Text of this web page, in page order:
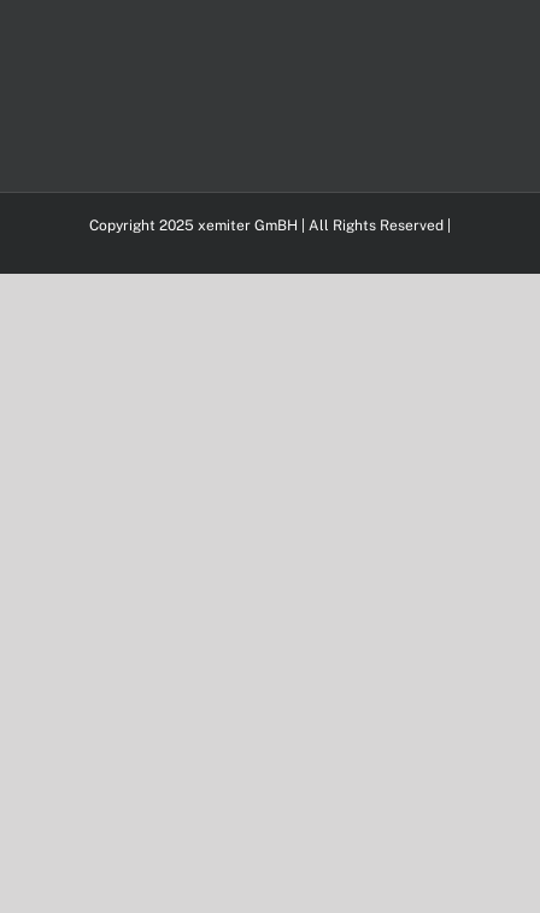
Copyright 2025 xemiter GmBH | All Rights Reserved |